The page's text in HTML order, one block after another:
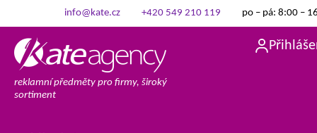
info@kate.cz +420 549 210 119 po – pá: 8:00 –
reklamní předměty pro firmy, široký
sortiment